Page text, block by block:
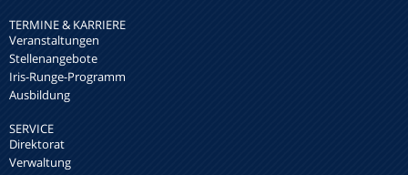
TERMINE & KARRIERE
Veranstaltungen
Stellenangebote
Iris-Runge-Programm
Ausbildung
SERVICE
Direktorat
Verwaltung